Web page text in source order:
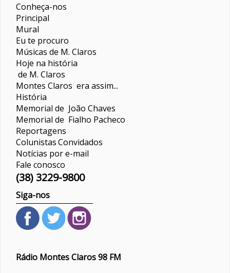
Conheça-nos
Principal
Mural
Eu te procuro
Músicas de M. Claros
Hoje na história
de M. Claros
Montes Claros era assim...
História
Memorial de João Chaves
Memorial de Fialho Pacheco
Reportagens
ColunistasConvidados
Notícias por e-mail
Fale conosco
(38) 3229-9800
Siga-nos
Rádio Montes Claros 98 FM